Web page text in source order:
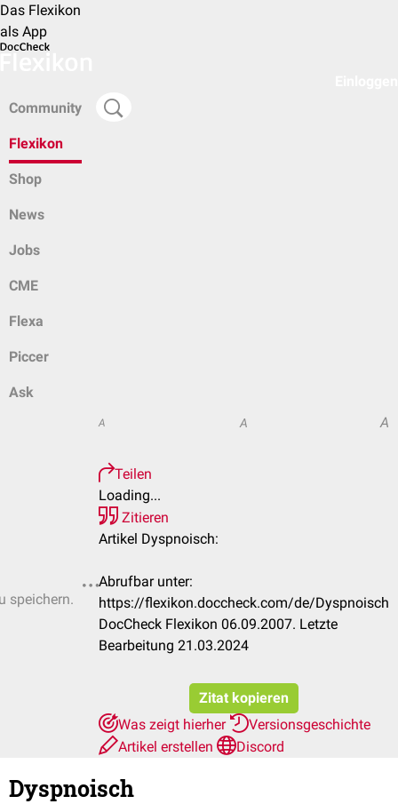
Das Flexikon
als App
Community
Flexikon
Shop
News
Jobs
CME
Flexa
Piccer
Ask
speichern.
A A A
Teilen
Loading...
Zitieren
Artikel Dyspnoisch:
Abrufbar unter:
https://flexikon.doccheck.com/de/Dyspnoisch
DocCheck Flexikon 06.09.2007. Letzte
Bearbeitung 21.03.2024
Zitat kopieren
Was zeigt hierher
Versionsgeschichte
Artikel erstellen
Discord
Dyspnoisch